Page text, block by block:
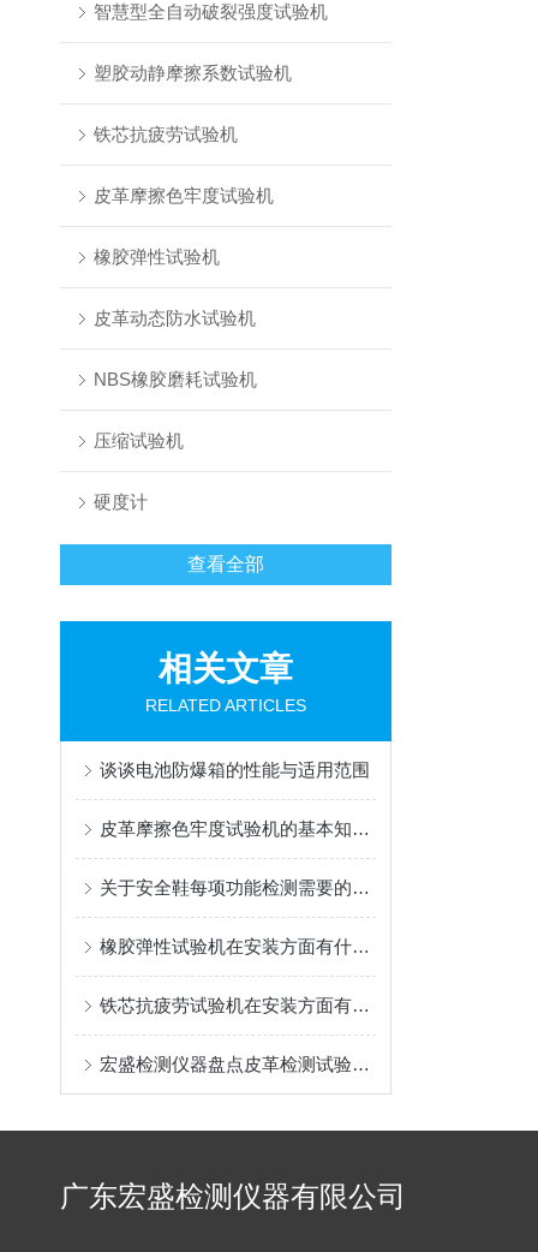
智慧型全自动破裂强度试验机
塑胶动静摩擦系数试验机
铁芯抗疲劳试验机
皮革摩擦色牢度试验机
橡胶弹性试验机
皮革动态防水试验机
NBS橡胶磨耗试验机
压缩试验机
硬度计
查看全部
相关文章
RELATED ARTICLES
谈谈电池防爆箱的性能与适用范围
皮革摩擦色牢度试验机的基本知识，你可能还不知道
关于安全鞋每项功能检测需要的试验机的知识普及
橡胶弹性试验机在安装方面有什么基础条件
铁芯抗疲劳试验机在安装方面有着怎样的要领呢？
宏盛检测仪器盘点皮革检测试验机的各种类型
广东宏盛检测仪器有限公司